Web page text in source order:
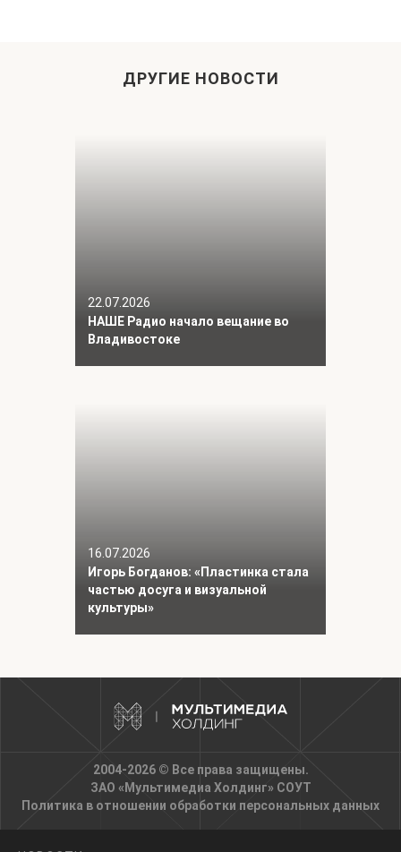
ДРУГИЕ НОВОСТИ
22.07.2026
НАШЕ Радио начало вещание во
Владивостоке
16.07.2026
Игорь Богданов: «Пластинка стала
частью досуга и визуальной
культуры»
2004-2026 © Все права защищены.
ЗАО «Мультимедиа Холдинг» СОУТ
Политика в отношении обработки персональных данных